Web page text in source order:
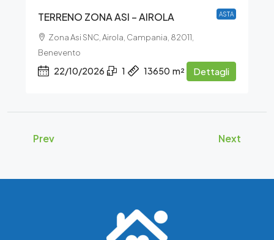
ASTA
TERRENO ZONA ASI – AIROLA
Zona Asi SNC, Airola, Campania, 82011,
Benevento
22/10/2026 1 13650 m² Dettagli
Prev Next